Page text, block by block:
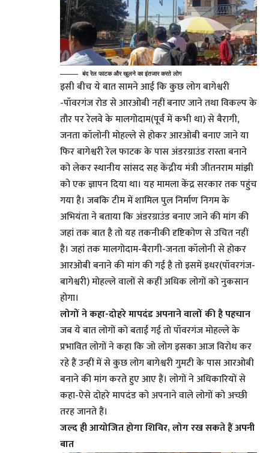
बंद रेल फाटक और खुलने का इंतजार करते लोग
इसी बीच ये बात सामने आई कि कुछ लोग बागेश्वरी
-पॉवरगंज रोड से आरओबी नहीं बनाए जाने तथा विकल्प के
तौर पर रेलवे के मालगोदाम(पूर्व में कभी था) से बैरागी,
जनता कॉलोनी मोहल्ले से होकर आरओबी बनाए जाने या
फिर बागेश्वरी रेल फाटक के पास अंडरग्राउंड रास्ता बनाने
को लेकर स्थानीय सांसद सह केंद्रीय मंत्री जीतनराम मांझी
को एक ज्ञापन दिया था। यह मामला केंद्र सरकार तक पहुंच
गया है। जबकि टीम में शामिल पुल निर्माण निगम के
अभियंता ने बताया कि अंडरग्राउंड बनाए जाने की मांग की
जहां तक बात है तो यह तकनीकी दृष्टिकोण से उचित नहीं
है। जहां तक मालगोदाम-बैरागी-जनता कॉलोनी से होकर
आरओबी बनाने की मांग की गई है तो इसमें इधर(पॉवरगंज-
बागेश्वरी) मोहल्ले वालों से कहीं अधिक लोगों को नुकसान
होगा।
लोगों ने कहा-दोहरे मापदंड अपनाने वालों की है पहचान
जब ये बात लोगों को बताई गई तो पॉवरगंज मोहल्ले के
प्रभावित लोगों ने कहा कि जो लोग इसका आज विरोध कर
रहे हैं उन्हीं में से कुछ लोग बागेश्वरी गुमटी के पास आरओबी
बनाने की मांग करते हुए आए हैं। लोगों ने अधिकारियों से
कहा-ऐसे दोहरे मापदंड को अपनाने वाले लोगों को अच्छी
तरह जानते हैं।
जल्द ही आयोजित होगा शिविर, लोग रख सकते हैं अपनी
बात